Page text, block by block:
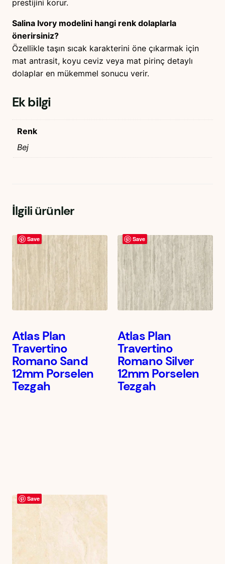
prestijini korur.
Salina Ivory modelini hangi renk dolaplarla
önerirsiniz?
Özellikle taşın sıcak karakterini öne çıkarmak için
mat antrasit, koyu ceviz veya mat pirinç detaylı
dolaplar en mükemmel sonucu verir.
Ek bilgi
Renk
Bej
İlgili ürünler
Save
Atlas Plan
Travertino
Romano Sand
12mm Porselen
Tezgah
Save
Atlas Plan
Travertino
Romano Silver
12mm Porselen
Tezgah
Save